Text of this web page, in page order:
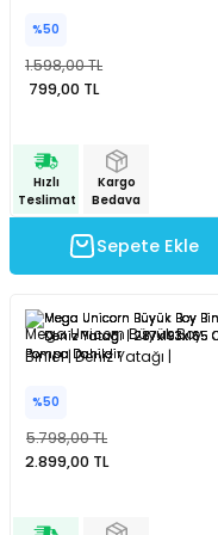
Uzaktan Kumandalı
843,00 TL
Teslimat
Kargo
Bedava
Sepete
%50
%50
1.598,00 TL
799,00 TL
Hızlı
Teslimat
Kargo
Bedava
Sepete Ekle
Mega Unicorn Büyük Boy
Binici | Deniz Yatağı |
Dahildir
%50
5.798,00 TL
2.899,00 TL